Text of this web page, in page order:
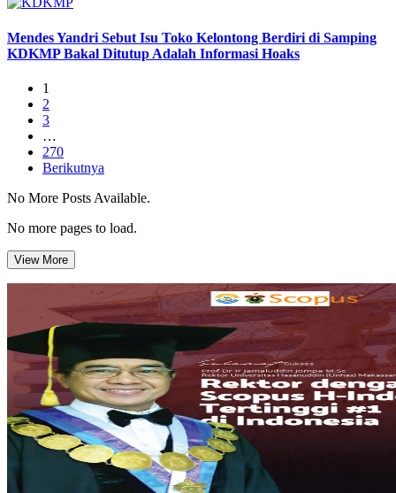
Mendes Yandri Sebut Isu Toko Kelontong Berdiri di Samping
KDKMP Bakal Ditutup Adalah Informasi Hoaks
1
2
3
…
270
Berikutnya
No More Posts Available.
No more pages to load.
View More